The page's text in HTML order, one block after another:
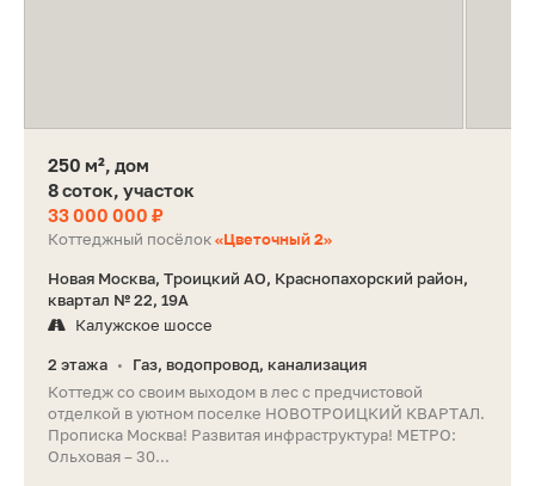
250 м², дом
8 соток, участок
33 000 000 ₽
Коттеджный посёлок«Цветочный 2»
Новая Москва, Троицкий АО, Краснопахорский район,
квартал № 22, 19А
Калужское шоссе
2 этажа •
Газ, водопровод, канализация
Коттедж со своим выходом в лес с предчистовой
отделкой в уютном поселке НОВОТРОИЦКИЙ КВАРТАЛ.
Прописка Москва! Развитая инфраструктура! МЕТРО:
Ольховая – 30...